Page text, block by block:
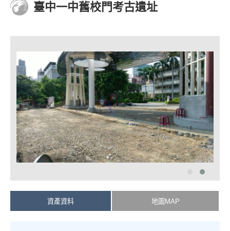
臺中一中舊校門考古遺址
資產資料 地圖MAP